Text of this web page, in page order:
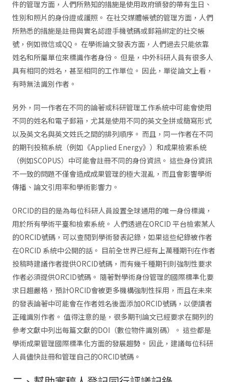
件的管理方面，人們所熟知的措施是使用政府頒發的帶有生日、
性別和照片的身份證或護照。 在社交媒體帳號的管理方面，人們
所熟悉的措施是註冊與實名認證手機號碼或郵箱綁定的社交帳
號，例如微信或QQ。 在學術論文發表方面，人們過去只能依靠
姓名和所屬單位來標識作者身份。 但是，中外科研人員有很多人
具有相同的姓名，甚至相同的工作單位。 因此，單從論文上看，
有時無法識別作者。
另外，同一作者在不同的論著或科研管理工作系統中可能會使用
不同的姓名和電子郵箱，尤其是使用不同的英文全拼或簡寫形式
以及英文名與英文姓氏之間的排列順序。 而且，同一作者在不同
的期刊投稿系統（例如《Applied Energy》）和成果檢索系統
（例如SCOPUS）中可能會註冊不同的身份資訊。 這些身份資訊
不一致的問題不僅會造成成果管理的極大混亂，而且會影響學術
傳播、論文引用率和學術影響力。
ORCID的目的是為每位科研人員設置全球通用的唯一身份標識，
用於所有學術平臺和檢索系統。 人們透過在ORCID 平台檢索某人
的ORCID號碼，可以查閱到學術發表記錄，如果這些紀錄被作者
在ORCID 系統中公開的話。 目前全世界已經有上萬種期刊在作者
投稿時建議作者提供ORCID號碼，而有幾千種期刊則強制性要求
作者必須提供ORCID號碼。 隨著對學術身份管理的國際標準化要
求日趨嚴格，預計ORCID會被更多機構強制性採用，而且在未來
的發表論著中可能會在作者姓名後面添加ORCID號碼，以便讀者
正確識別作者。 值得注意的是，很多期刊論文已經要求在開列的
參考文獻中列出每篇文獻的DOI（數位物件識別碼）。 這些都是
學術成果管理國際標準化方面的發展趨勢。 因此，建議每位科研
人員儘快註冊和管理自己的ORCID號碼。